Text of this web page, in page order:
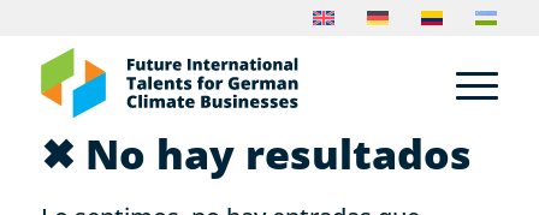
✖ No hay resultados